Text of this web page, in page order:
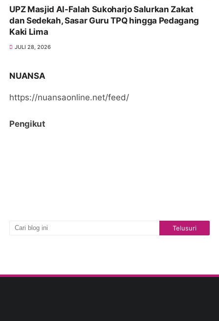
UPZ Masjid Al-Falah Sukoharjo Salurkan Zakat
dan Sedekah, Sasar Guru TPQ hingga Pedagang
Kaki Lima
JULI 28, 2026
NUANSA
https://nuansaonline.net/feed/
Pengikut